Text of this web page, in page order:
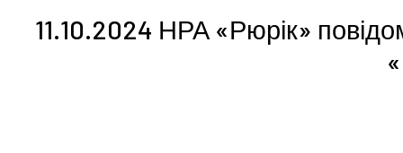
11.10.2024 НРА «Рюрік»